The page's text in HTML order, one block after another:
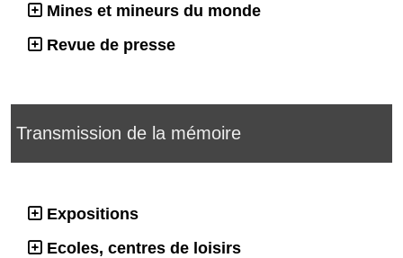
Mines et mineurs du monde
Revue de presse
Transmission de la mémoire
Expositions
Ecoles, centres de loisirs